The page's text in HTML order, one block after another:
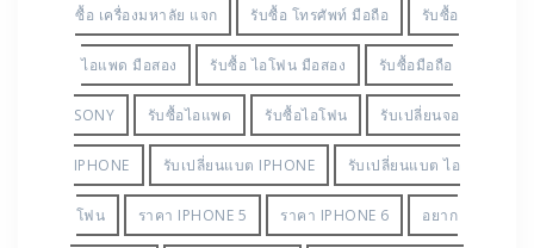
ซื้อ เครื่องมหาลัย แจก รับซื้อ โทรศัพท์ มือถือ รับซื้อ
ไอแพด มือสอง รับซื้อ ไอโฟน มือสอง รับซื้อมือถือ
SONY รับซื้อไอแพด รับซื้อไอโฟน รับเปลี่ยนจอ
IPHONE รับเปลี่ยนแบต IPHONE รับเปลี่ยนแบต ไอ
โฟน ราคา IPHONE 5 ราคา IPHONE 6 อยาก